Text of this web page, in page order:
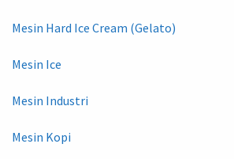
Mesin Hard Ice Cream (Gelato)
Mesin Ice
Mesin Industri
Mesin Kopi